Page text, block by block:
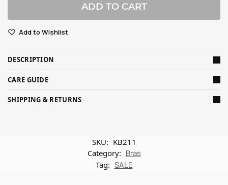
ADD TO CART
Add to Wishlist
DESCRIPTION
CARE GUIDE
SHIPPING & RETURNS
SKU: KB211
Category: Bras
Tag: SALE